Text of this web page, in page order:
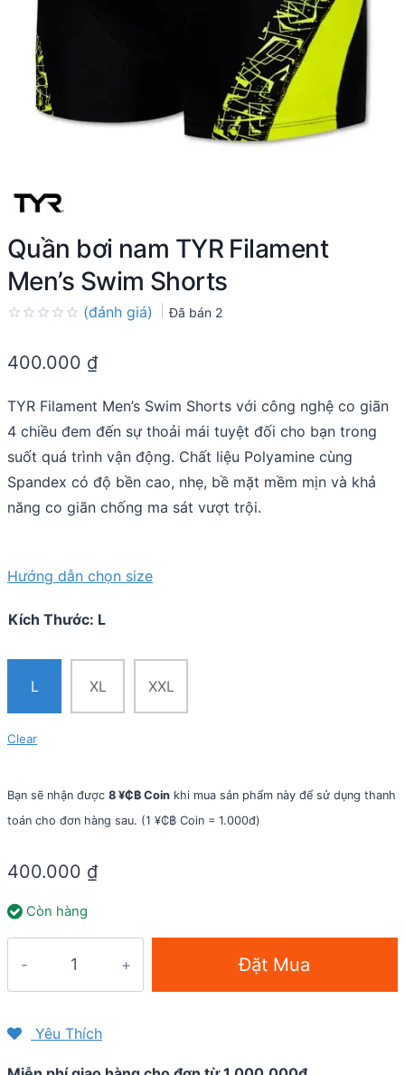
Quần bơi nam TYR Filament
Men’s Swim Shorts
out
(đánh giá) Đã bán 2
400.000 ₫
TYR Filament Men’s Swim Shorts với công nghệ co giãn
4 chiều đem đến sự thoải mái tuyệt đối cho bạn trong
suốt quá trình vận động. Chất liệu Polyamine cùng
Spandex có độ bền cao, nhẹ, bề mặt mềm mịn và khả
năng co giãn chống ma sát vượt trội.
Hướng dẫn chọn size
Kích Thước: L
L XL XXL
Clear
Bạn sẽ nhận được 8 ¥₵฿ Coin khi mua sản phẩm này để sử dụng thanh
toán cho đơn hàng sau. (1 ¥₵฿ Coin = 1.000đ)
400.000 ₫
Còn hàng
TYR
Đặt Mua
Yêu Thích